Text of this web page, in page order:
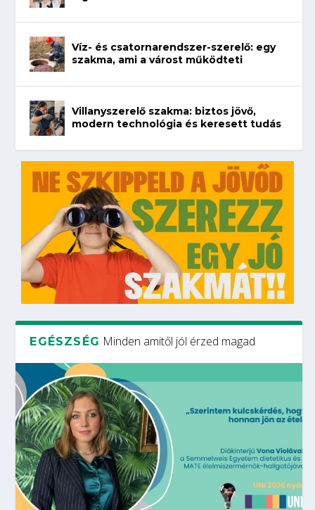
Víz- és csatornarendszer-szerelő: egy
szakma, ami a várost működteti
Villanyszerelő szakma: biztos jövő,
modern technológia és keresett tudás
EGÉSZSÉG Minden amitől jól érzed magad